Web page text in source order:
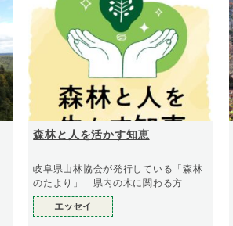
森林と人を活かす知恵
岐阜県山林協会が発行している「森林
のたより」 県内の木に関わる方
エッセイ